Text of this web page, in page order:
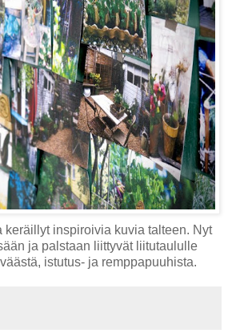
keräillyt inspiroivia kuvia talteen. Nyt
ja palstaan liittyvät liitutaululle
istutus- ja remppapuuhista.